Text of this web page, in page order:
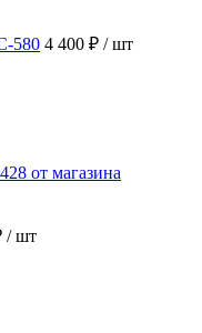
580 4 400 ₽ / шт
/ шт